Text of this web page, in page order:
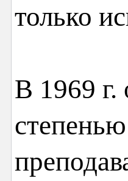
только
В 1969 г.